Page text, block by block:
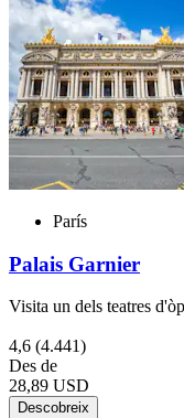
París
Palais Garnier
Visita un dels teatres
4,6 (4.441)
Des de
28,89 USD
Descobreix